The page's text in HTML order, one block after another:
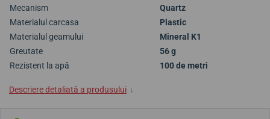
Mecanism
Quartz
Materialul carcasa
Plastic
Materialul geamului
Mineral K1
Greutate
56 g
Rezistent la apă
100 de metri
Descriere detaliată a produsului ↓